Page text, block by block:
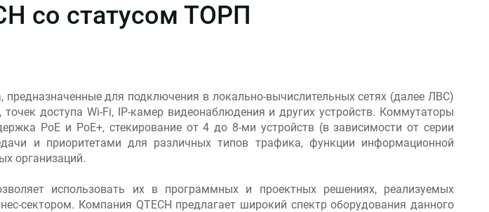
со статусом ТОРП
предназначенные для подключения в локально-вычислительных сетях (далее ЛВС)
доступа Wi-Fi, IP-камер видеонаблюдения и других устройств. Коммутаторы
PoE и PoE+, стекирование от 4 до 8-ми устройств (в зависимости от серии
и приоритетами для различных типов трафика, функции информационной
организаций.
использовать их в программных и проектных решениях, реализуемых
сектором. Компания QTECH предлагает широкий спектр оборудования данного